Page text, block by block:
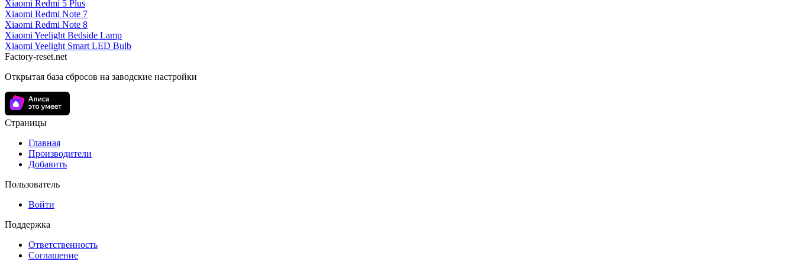
Xiaomi Redmi 5 Plus
Xiaomi Redmi Note 7
Xiaomi Redmi Note 8
Xiaomi Yeelight Bedside Lamp
Xiaomi Yeelight Smart LED Bulb
Factory-reset.net
Открытая база сбросов на заводские настройки
Страницы
Главная
Производители
Добавить
Пользователь
Войти
Поддержка
Ответственность
Соглашение